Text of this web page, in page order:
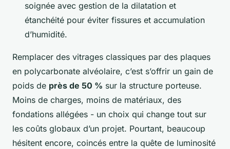
soignée avec gestion de la dilatation et
étanchéité pour éviter fissures et accumulation
d’humidité.
Remplacer des vitrages classiques par des plaques
en polycarbonate alvéolaire, c’est s’offrir un gain de
poids de près de 50 % sur la structure porteuse.
Moins de charges, moins de matériaux, des
fondations allégées - un choix qui change tout sur
les coûts globaux d’un projet. Pourtant, beaucoup
hésitent encore, coincés entre la quête de luminosité